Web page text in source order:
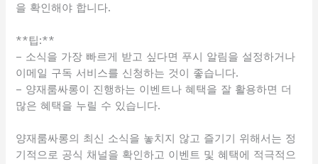
을 확인해야 합니다.
**팁:**
– 소식을 가장 빠르게 받고 싶다면 푸시 알림을 설정하거나
이메일 구독 서비스를 신청하는 것이 좋습니다.
– 양재룸싸롱이 진행하는 이벤트나 혜택을 잘 활용하면 더
많은 혜택을 누릴 수 있습니다.
양재룸싸롱의 최신 소식을 놓치지 않고 즐기기 위해서는 정
기적으로 공식 채널을 확인하고 이벤트 및 혜택에 적극적으